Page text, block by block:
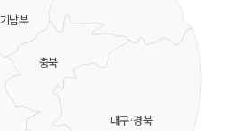
충북
대구·경북
남부